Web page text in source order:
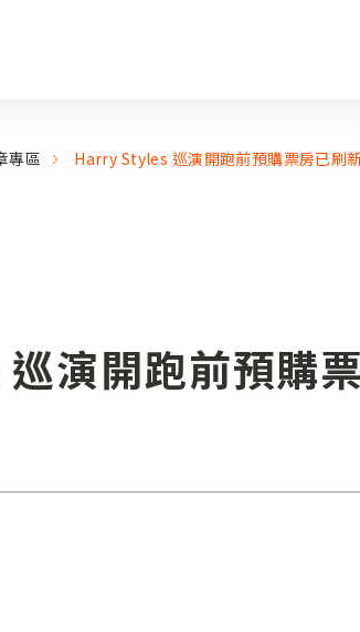
專區 Harry Styles 巡演開跑前預購票房已刷
演開跑前預購